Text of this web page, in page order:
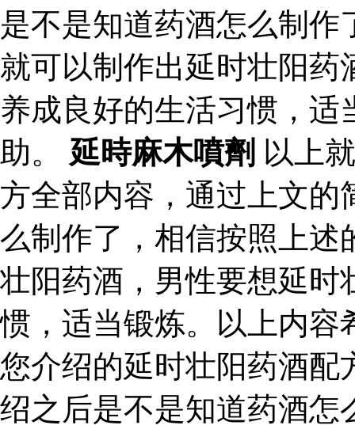
是不是知道药酒怎么制
就可以制作出延时壮阳药
养成良好的生活习惯，
助。 延時麻木噴劑 以上
方全部内容，通过上文的
么制作了，相信按照上述
壮阳药酒，男性要想延时
惯，适当锻炼。以上内容
您介绍的延时壮阳药酒配
绍之后是不是知道药酒怎